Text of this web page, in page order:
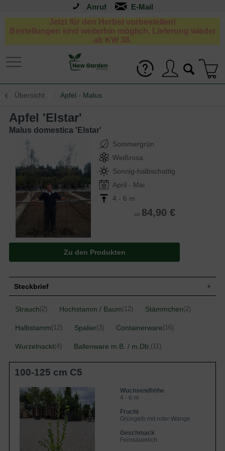
Anruf
Jetzt für den Herbst vorbestellen!
Bestellungen sind weiterhin möglich, Lieferung wieder
ab KW 38.
Übersicht Apfel - Malus
Apfel 'Elstar'
Malus domestica 'Elstar'
Sommergrün
Weißrosa
Sonnig-halbschattig
April - Mai
4 - 6 m
ab 84,90 €
Zu den Produkten
Steckbrief
Wuchs
Kleiner bis mittelgroßer Baum, aufrecht,
gut verzweigt, dichtbuschig, 400 bis 600
cm hoch und ähnlich breit
Sommergrün, eiförmig, am Ende
mittelgrün, bis zu 8 cm lang
Frucht
Grüngelb mit roter Backe, knackig und
Geschmack
Feinsäuerlich
Blüte
Weißrosa
Blütezeit
April bis Mai
Rinde
Wurzeln
Dicht verzweigt, feinwurzelig, eher flach
Strauch(2) Hochstamm / Baum(12) Stämmchen(2)
Halbstamm(12) Spalier(3) Containerware(16)
Wurzelnackt(4) Ballenware m.B. / m.Db. (11)
100-125 cm C5
Wuchsendhöhe
4 - 6 m
Frucht
Grüngelb mit roter Wange
Geschmack
Feinsäuerlich